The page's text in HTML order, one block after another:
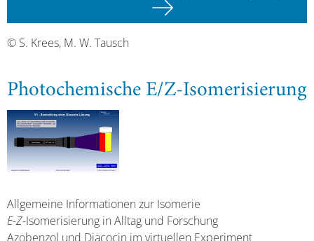
© S. Krees, M. W. Tausch
Photochemische E/Z-Isomerisierung
Allgemeine Informationen zur Isomerie
E-Z-Isomerisierung in Alltag und Forschung
Azobenzol und Diacocin im virtuellen Experiment